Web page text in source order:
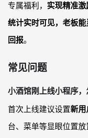
专属福利， 实现精准激
统计实时可见，老板
回报。
常见问题
小酒馆刚上线小程序，
首次上线建议设置新用
台、菜单等显眼位置